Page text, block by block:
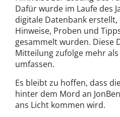
Dafür wurde im Laufe des
digitale Datenbank erstellt,
Hinweise, Proben und
gesammelt wurden. Diese
Mitteilung zufolge mehr
umfassen.
Es bleibt zu hoffen, dass
hinter dem Mord an
ans Licht kommen wird.